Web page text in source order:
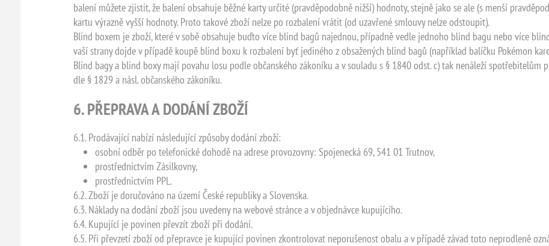
balení můžete zjistit, že balení obsahuje běžné karty určité (pravděpodobně nižší) hodnoty, stejně jako se ale (s menší
kartu výrazně vyšší hodnoty. Proto takové zboží nelze po rozbalení vrátit (od uzavřené smlouvy nelze odstoupit).
Blind boxem je zboží, které v sobě obsahuje buďto více blind bagů najednou, případně vedle jednoho blind bagu nebo více
vaší strany dojde v případě koupě blind boxu k rozbalení byť jediného z obsažených blind bagů (například balíčku Pokémon
Blind bagy a blind boxy mají povahu losu podle občanského zákoníku a v souladu s § 1840 odst. c) tak nenáleží spotřebitelům
dle § 1829 a násl. občanského zákoníku.
6. PŘEPRAVA A DODÁNÍ ZBOŽÍ
6.1. Prodávající nabízí následující způsoby dodání zboží:
osobní odběr po telefonické dohodě na adrese provozovny: Spojenecká 69, 541 01 Trutnov,
prostřednictvím Zásilkovny,
prostřednictvím PPL.
6.2. Zboží je doručováno na území České republiky a Slovenska.
6.3. Náklady na dodání zboží jsou uvedeny na webové stránce a v objednávce kupujícího.
6.4. Kupující je povinen převzít zboží při dodání.
6.5. Při převzetí zboží od přepravce je kupující povinen zkontrolovat neporušenost obalu a v případě závad toto neprodleně